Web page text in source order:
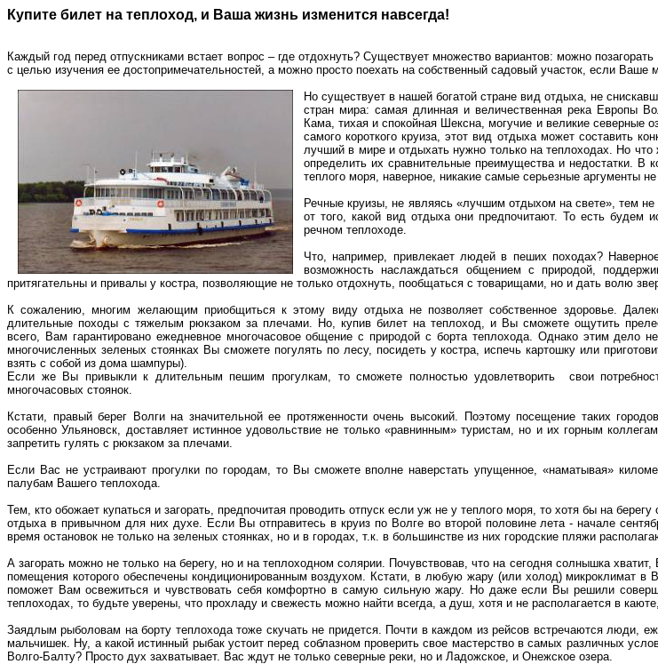
Купите билет на теплоход, и Ваша жизнь изменится навсегда!
Каждый год перед отпускниками встает вопрос – где отдохнуть? Существует множество вариантов: можно
с целью изучения ее достопримечательностей, а можно просто поехать на собственный садовый участок, если
Но существует в нашей богатой стране вид отдыха, не
стран мира: самая длинная и величественная река Европы
Кама, тихая и спокойная Шексна, могучие и великие северные
самого короткого круиза, этот вид отдыха может составить
лучший в мире и отдыхать нужно только на теплоходах. Но
определить их сравнительные преимущества и недостатки. В
теплого моря, наверное, никакие самые серьезные аргументы
Речные круизы, не являясь «лучшим отдыхом на свете», тем
от того, какой вид отдыха они предпочитают. То есть
речном теплоходе.
Что, например, привлекает людей в пеших походах?
возможность наслаждаться общением с природой,
притягательны и привалы у костра, позволяющие не только отдохнуть, пообщаться с товарищами, но и дать волю
К сожалению, многим желающим приобщиться к этому виду отдыха не позволяет собственное здоровье.
длительные походы с тяжелым рюкзаком за плечами. Но, купив билет на теплоход, и Вы сможете ощутить
всего, Вам гарантировано ежедневное многочасовое общение с природой с борта теплохода. Однако этим дело
многочисленных зеленых стоянках Вы сможете погулять по лесу, посидеть у костра, испечь картошку или
взять с собой из дома шампуры).
Если же Вы привыкли к длительным пешим прогулкам, то сможете полностью удовлетворить
свои
многочасовых стоянок.
Кстати, правый берег Волги на значительной ее протяженности очень высокий. Поэтому посещение таких
особенно Ульяновск, доставляет истинное удовольствие не только «равнинным» туристам, но и их горным
запретить гулять с рюкзаком за плечами.
Если Вас не устраивают прогулки по городам, то Вы сможете вполне наверстать упущенное, «наматывая»
палубам Вашего теплохода.
Тем, кто обожает купаться и загорать, предпочитая проводить отпуск если уж не у теплого моря, то хотя бы на
отдыха в привычном для них духе. Если Вы отправитесь в круиз по Волге во второй половине лета - начале
время остановок не только на зеленых стоянках, но и в городах, т.к. в большинстве из них городские пляжи
А загорать можно не только на берегу, но и на теплоходном солярии. Почувствовав, что на сегодня солнышка
помещения которого обеспечены кондиционированным воздухом. Кстати, в любую жару (или холод)
поможет Вам освежиться и чувствовать себя комфортно в самую сильную жару. Но даже если Вы решили
теплоходах, то будьте уверены, что прохладу и свежесть можно найти всегда, а душ, хотя и не располагается в
Заядлым рыболовам на борту теплохода тоже скучать не придется. Почти в каждом из рейсов встречаются люди,
мальчишек. Ну, а какой истинный рыбак устоит перед соблазном проверить свое мастерство в самых различных
Волго-Балту? Просто дух захватывает. Вас ждут не только северные реки, но и Ладожское, и Онежское озера.